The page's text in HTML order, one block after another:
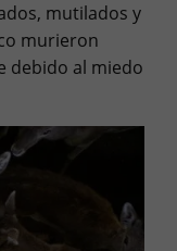
mutilados y
murieron
debido al miedo